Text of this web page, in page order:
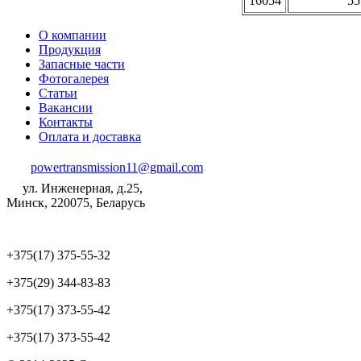
О компании
Продукция
Запасные части
Фотогалерея
Статьи
Вакансии
Контакты
Оплата и доставка
powertransmission11@gmail.com
ул. Инженерная, д.25,
Минск, 220075, Беларусь
+375(17) 375-55-32
+375(29) 344-83-83
+375(17) 373-55-42
+375(17) 373-55-42